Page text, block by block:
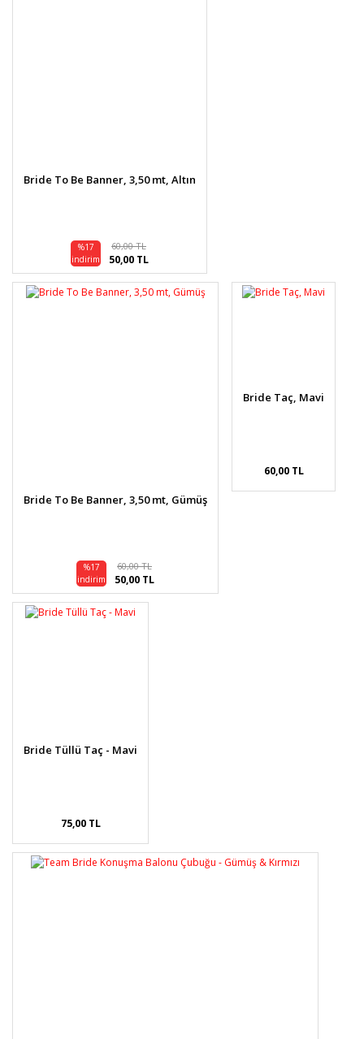
Bride To Be Banner, 3,50 mt, Altın
%17
indirim
60,00 TL
50,00 TL
Bride To Be Banner, 3,50 mt, Gümüş
%17
indirim
60,00 TL
50,00 TL
Bride Taç, Mavi
60,00 TL
Bride Tüllü Taç - Mavi
75,00 TL